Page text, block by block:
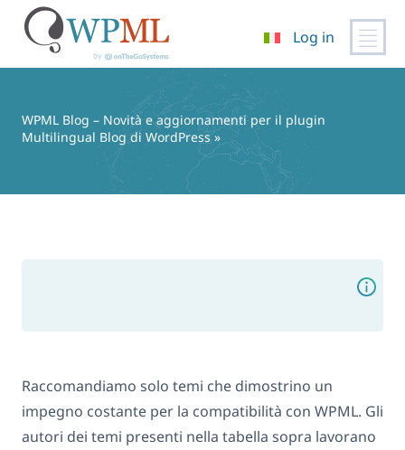
contenuto
Log in
WPML Blog – Novità e aggiornamenti per il plugin
Multilingual Blog di WordPress »
Raccomandiamo solo temi che dimostrino un
impegno costante per la compatibilità con WPML. Gli
autori dei temi presenti nella tabella sopra lavorano